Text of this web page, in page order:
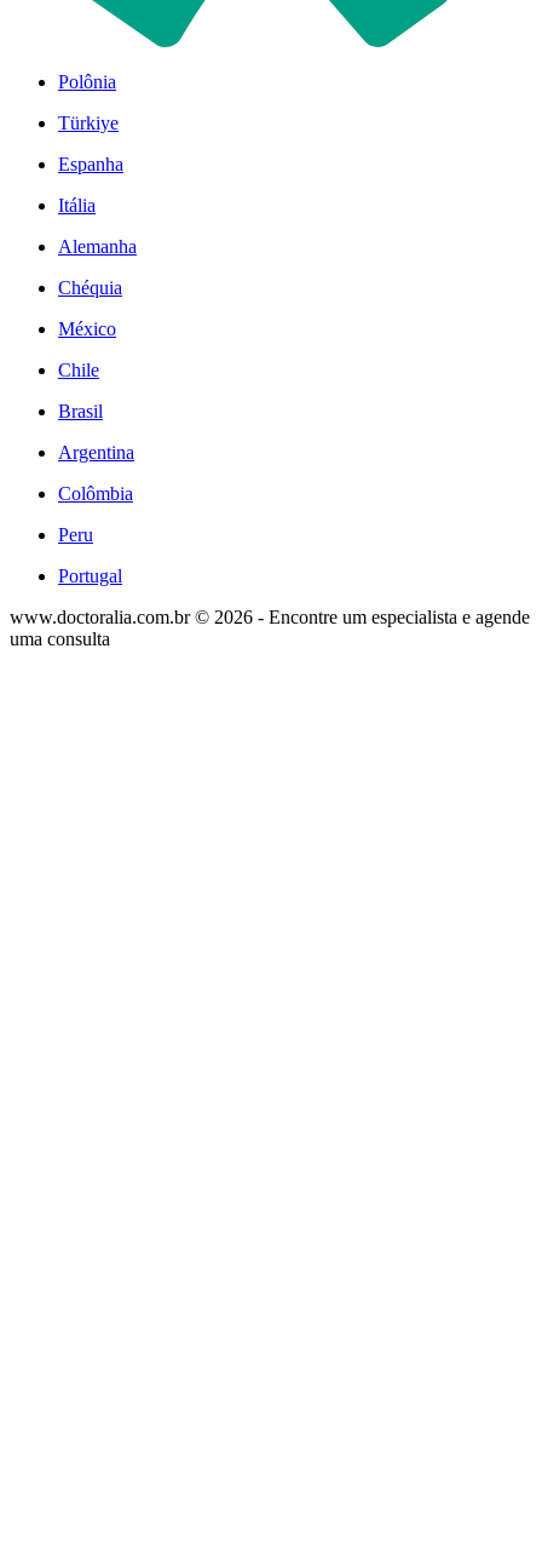
Polônia
Türkiye
Espanha
Itália
Alemanha
Chéquia
México
Chile
Brasil
Argentina
Colômbia
Peru
Portugal
www.doctoralia.com.br © 2026 - Encontre um especialista e agende
uma consulta